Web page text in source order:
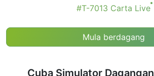
#T-7013 Сarta Live
Mula berdagang
Cuba Simulator Dagangan